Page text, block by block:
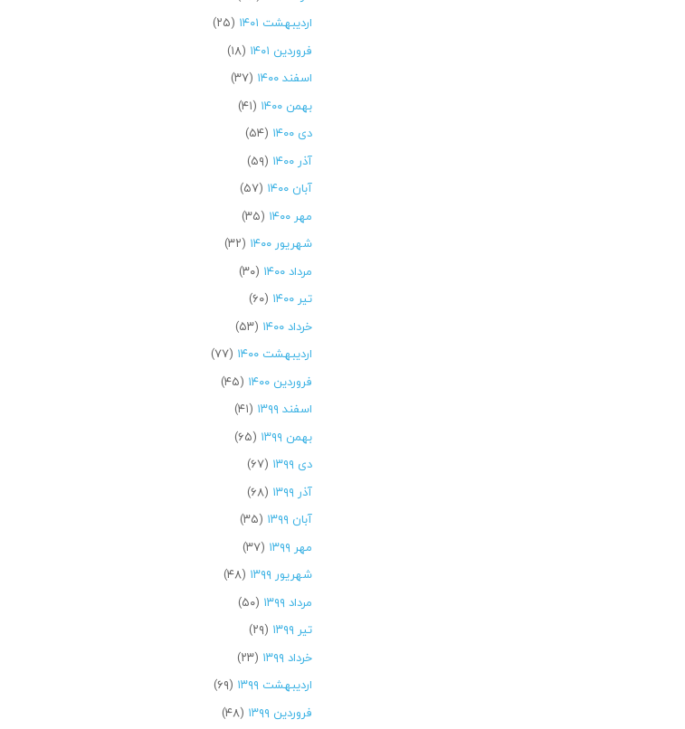
اردیبهشت ۱۴۰۱
(۲۵)
فروردین ۱۴۰۱
(۱۸)
اسفند ۱۴۰۰
(۳۷)
بهمن ۱۴۰۰
(۴۱)
دی ۱۴۰۰
(۵۴)
آذر ۱۴۰۰
(۵۹)
آبان ۱۴۰۰
(۵۷)
مهر ۱۴۰۰
(۳۵)
شهریور ۱۴۰۰
(۳۲)
مرداد ۱۴۰۰
(۳۰)
تیر ۱۴۰۰
(۶۰)
خرداد ۱۴۰۰
(۵۳)
اردیبهشت ۱۴۰۰
(۷۷)
فروردین ۱۴۰۰
(۴۵)
اسفند ۱۳۹۹
(۴۱)
بهمن ۱۳۹۹
(۶۵)
دی ۱۳۹۹
(۶۷)
آذر ۱۳۹۹
(۶۸)
آبان ۱۳۹۹
(۳۵)
مهر ۱۳۹۹
(۳۷)
شهریور ۱۳۹۹
(۴۸)
مرداد ۱۳۹۹
(۵۰)
تیر ۱۳۹۹
(۲۹)
خرداد ۱۳۹۹
(۲۳)
اردیبهشت ۱۳۹۹
(۶۹)
فروردین ۱۳۹۹
(۴۸)